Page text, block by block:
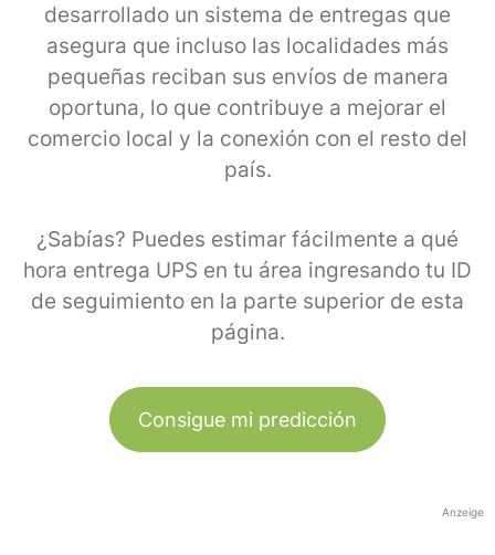
desarrollado un sistema de entregas que
asegura que incluso las localidades más
pequeñas reciban sus envíos de manera
oportuna, lo que contribuye a mejorar el
comercio local y la conexión con el resto del
país.
¿Sabías? Puedes estimar fácilmente a qué
hora entrega UPS en tu área ingresando tu ID
de seguimiento en la parte superior de esta
página.
Consigue mi predicción
Anzeige